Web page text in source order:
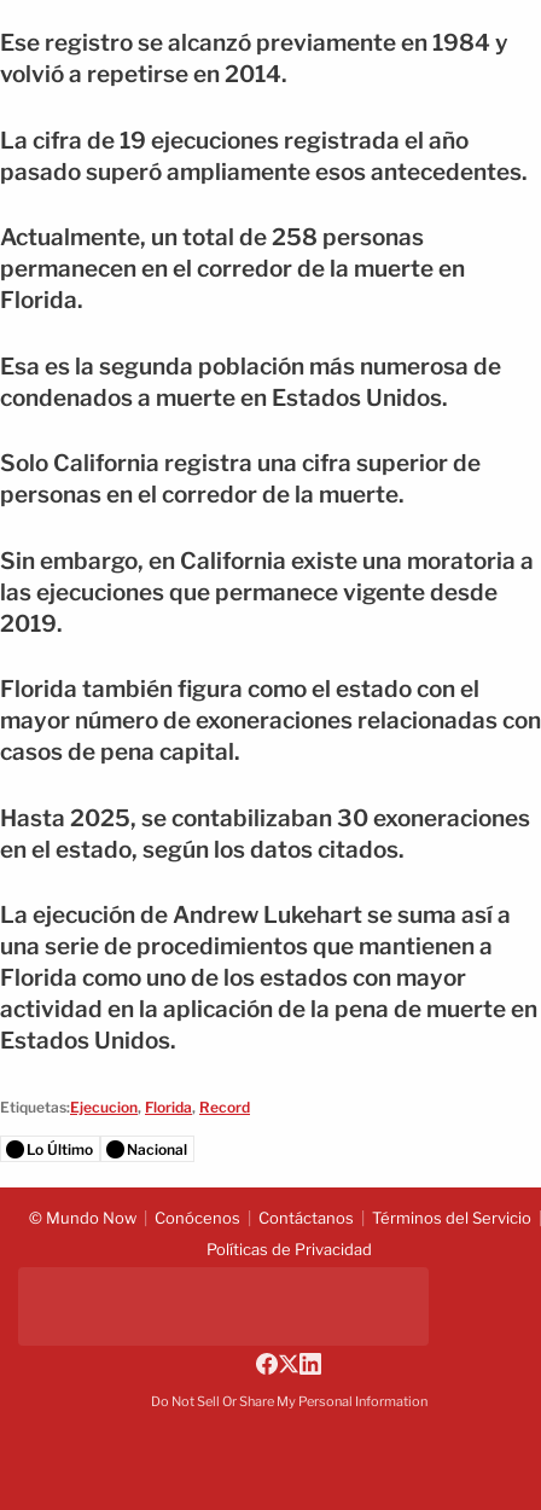
Ese registro se alcanzó previamente en 1984 y
volvió a repetirse en 2014.
La cifra de 19 ejecuciones registrada el año
pasado superó ampliamente esos antecedentes.
Actualmente, un total de 258 personas
permanecen en el corredor de la muerte en
Florida.
Esa es la segunda población más numerosa de
condenados a muerte en Estados Unidos.
Solo California registra una cifra superior de
personas en el corredor de la muerte.
Sin embargo, en California existe una moratoria a
las ejecuciones que permanece vigente desde
2019.
Florida también figura como el estado con el
mayor número de exoneraciones relacionadas con
casos de pena capital.
Hasta 2025, se contabilizaban 30 exoneraciones
en el estado, según los datos citados.
La ejecución de Andrew Lukehart se suma así a
una serie de procedimientos que mantienen a
Florida como uno de los estados con mayor
actividad en la aplicación de la pena de muerte en
Estados Unidos.
Etiquetas:Ejecucion, Florida, Record
Lo Último Nacional
© Mundo Now Conócenos Contáctanos
Términos del Servicio
Políticas de Privacidad
Do Not Sell Or Share My Personal Information